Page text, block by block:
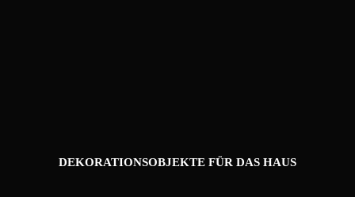
DEKORATIONSOBJEKTE FÜR DAS HAUS